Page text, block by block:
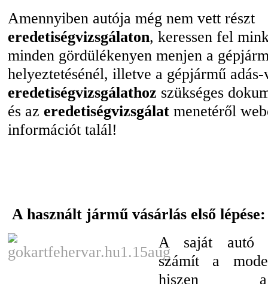
Amennyiben autója még nem vett részt
eredetiségvizsgálaton, keressen fel
minden gördülékenyen menjen a
helyeztetésénél, illetve a gépjármű
eredetiségvizsgálathoz szükséges
és az eredetiségvizsgálat menetéről
információt talál!
A használt jármű vásárlás első
A saját autó
számít a
hiszen a